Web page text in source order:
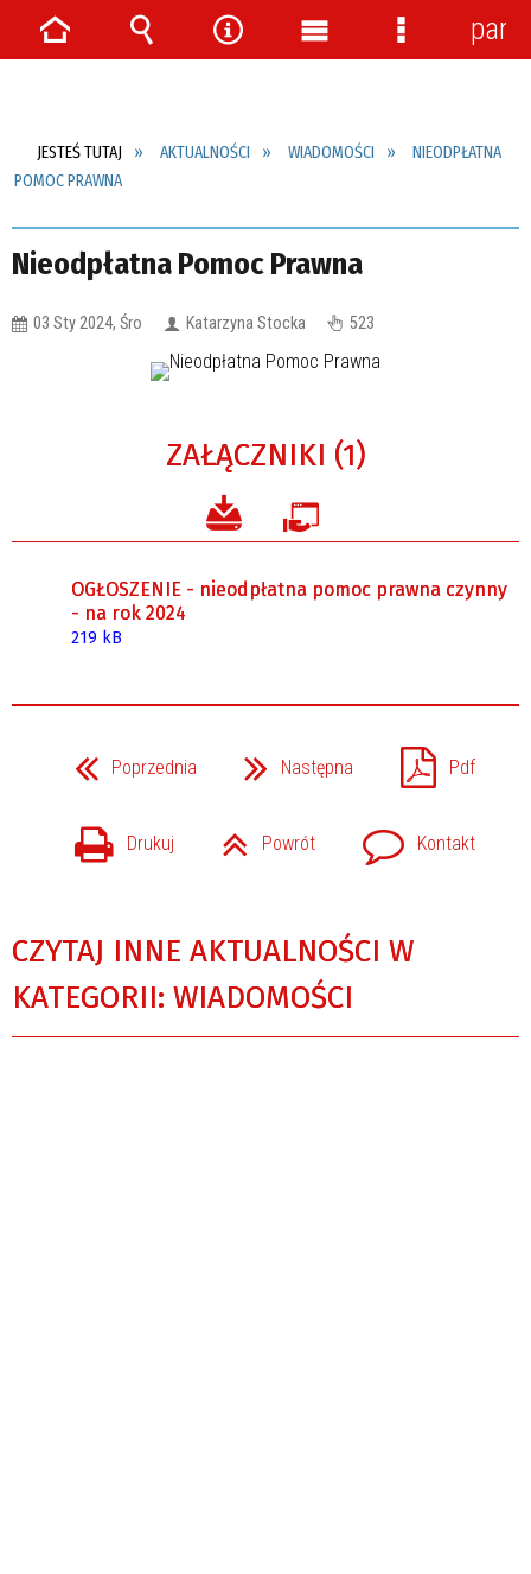
JESTEŚ TUTAJ AKTUALNOŚCI WIADOMOŚCI
NIEODPŁATNA
POMOC PRAWNA
Nieodpłatna Pomoc Prawna
03 Sty 2024, Śro Katarzyna Stocka 523
ZAŁĄCZNIKI (1)
OGŁOSZENIE - nieodpłatna pomoc prawna czynny
- na rok 2024
219 kB
Poprzednia Następna Pdf
Drukuj Powrót Kontakt
CZYTAJ INNE AKTUALNOŚCI W
KATEGORII: WIADOMOŚCI
Strona Wyszukiwarka
NarzędziaMenu
Menu
panel